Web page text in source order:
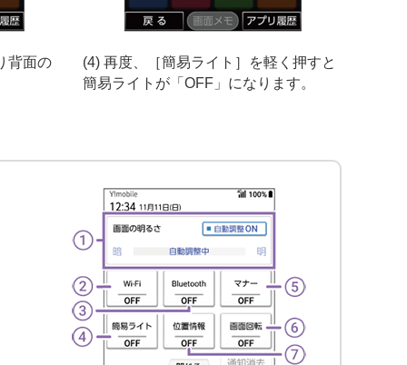
背面の
(4) 再度、［簡易ライト］を軽く押すと
簡易ライトが「OFF」になります。